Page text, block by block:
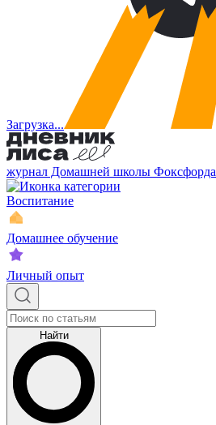
Загрузка...
журнал Домашней школы Фоксфорда
Воспитание
Домашнее обучение
Личный опыт
Найти